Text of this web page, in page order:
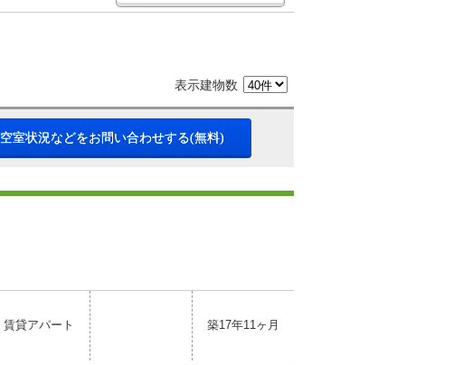
表示建物数
空室状況などをお問い合わせする(無料)
賃貸アパート 築17年11ヶ月